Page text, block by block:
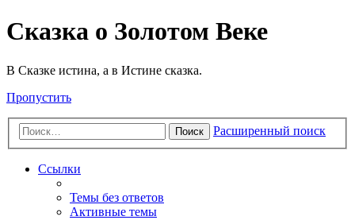
Сказка о Золотом Веке
В Сказке истина, а в Истине сказка.
Пропустить
Поиск Расширенный поиск
Ссылки
Темы без ответов
Активные темы